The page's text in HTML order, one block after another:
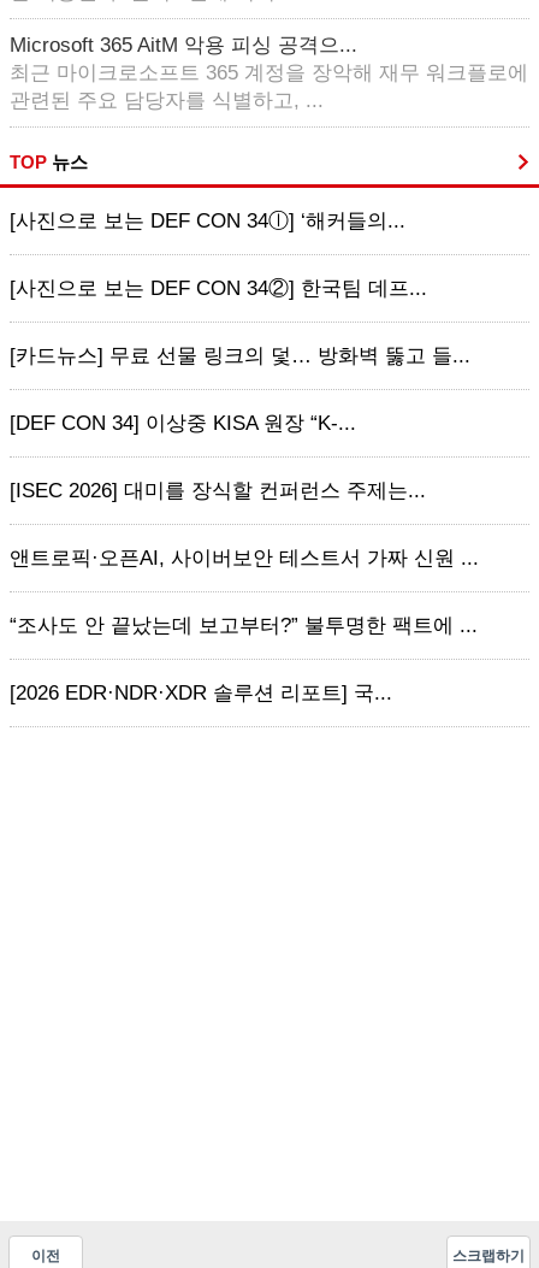
Microsoft 365 AitM 악용 피싱 공격으...
최근 마이크로소프트 365 계정을 장악해 재무 워크플로에
관련된 주요 담당자를 식별하고, ...
TOP 뉴스
[사진으로 보는 DEF CON 34ⓛ] ‘해커들의...
[사진으로 보는 DEF CON 34②] 한국팀 데프...
[카드뉴스] 무료 선물 링크의 덫… 방화벽 뚫고 들...
[DEF CON 34] 이상중 KISA 원장 “K-...
[ISEC 2026] 대미를 장식할 컨퍼런스 주제는...
앤트로픽·오픈AI, 사이버보안 테스트서 가짜 신원 ...
“조사도 안 끝났는데 보고부터?” 불투명한 팩트에 ...
[2026 EDR·NDR·XDR 솔루션 리포트] 국...
이전 스크랩하기